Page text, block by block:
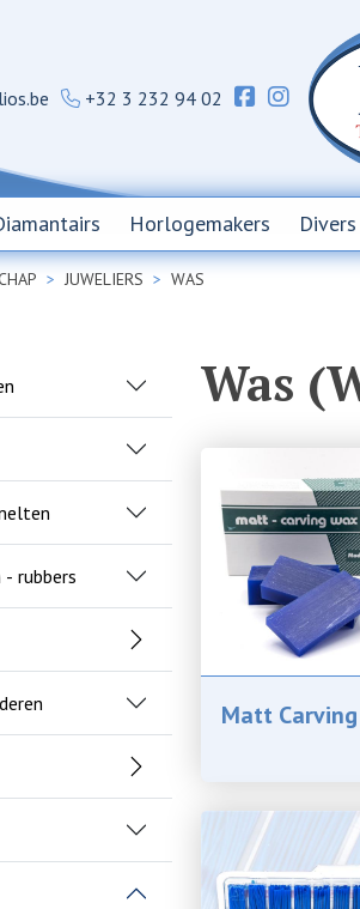
+32 3 232 94 02
Horlogemakers Divers
JUWELIERS WAS
rubbers
Was
Matt